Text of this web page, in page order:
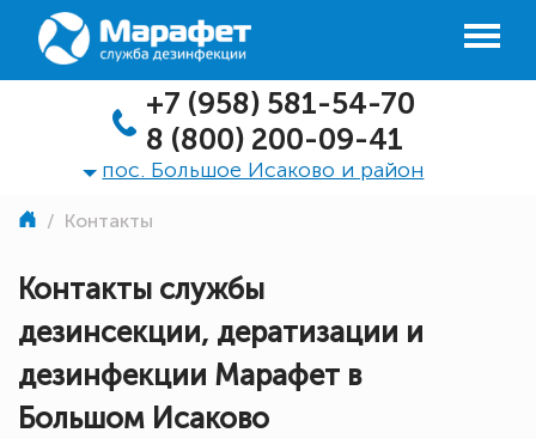
+7 (958) 581-54-70
8 (800) 200-09-41
пос. Большое Исаково и район
/ Контакты
Контакты службы
дезинсекции, дератизации и
дезинфекции Марафет в
Большом Исаково